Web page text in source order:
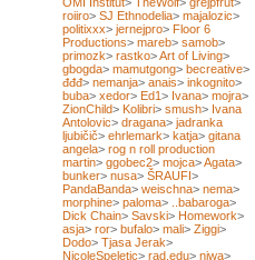
roiiro> SJ Ethnodelia> majalozic>
politixxx> jernejpro> Floor 6
Productions> mareb> samob>
primozk> rastko>Art of Living>
gbogda> mamutgong> becreative>
đđđ> nemanja> anais> inkognito>
buba> xedor> Ed1> Ivana> mojra>
ZionChild> Kolibri> smush> Ivana
Antolovic> dragana> jadranka
ljubičič> ehrlemark> katja> gitana
angela> rog n roll production
martin> ggobec2> mojca>Agata>
bunker> nusa> ŠRAUFI>
PandaBanda> weischna> nema>
morphine> paloma> ..babaroga>
Dick Chain> Savski> Homework>
asja> ror> bufalo> mali> Ziggi>
Dodo> Tjasa Jerak>
NicoleSpeletic> rad.edu> niwa>